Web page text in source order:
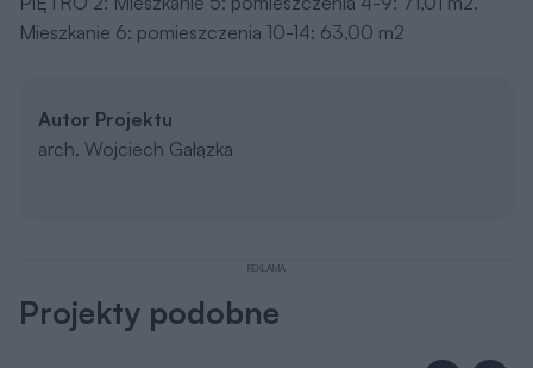
Mieszkanie 6: pomieszczenia 10-14: 63,00 m2
Autor Projektu
arch. Wojciech Gałązka
REKLAMA
Projekty podobne